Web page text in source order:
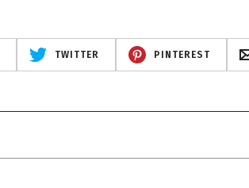
TWITTER PINTEREST